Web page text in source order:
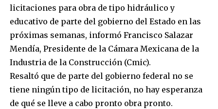
licitaciones para obra de tipo hidráulico y
educativo de parte del gobierno del Estado en las
próximas semanas, informó Francisco Salazar
Mendía, Presidente de la Cámara Mexicana de la
Industria de la Construcción (Cmic).
Resaltó que de parte del gobierno federal no se
tiene ningún tipo de licitación, no hay esperanza
de qué se lleve a cabo pronto obra pronto.